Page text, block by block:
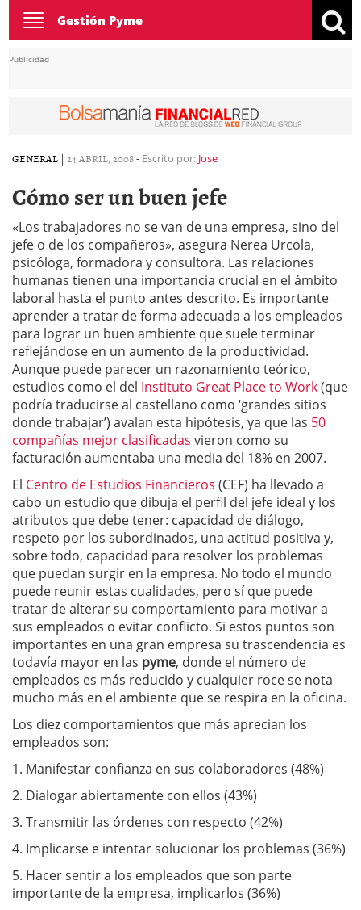
Toggle
navigation
Gestión Pyme
Publicidad
GENERAL | 24 ABRIL, 2008- Escrito por: Jose
Cómo ser un buen jefe
«Los trabajadores no se van de una empresa, sino del
jefe o de los compañeros», asegura Nerea Urcola,
psicóloga, formadora y consultora. Las relaciones
humanas tienen una importancia crucial en el ámbito
laboral hasta el punto antes descrito. Es importante
aprender a tratar de forma adecuada a los empleados
para lograr un buen ambiente que suele terminar
reflejándose en un aumento de la productividad.
Aunque puede parecer un razonamiento teórico,
estudios como el del Instituto Great Place to Work(que
podría traducirse al castellano como ‘grandes sitios
donde trabajar’) avalan esta hipótesis, ya que las 50
compañías mejor clasificadas vieron como su
facturación aumentaba una media del 18% en 2007.
El Centro de Estudios Financieros (CEF) ha llevado a
cabo un estudio que dibuja el perfil del jefe ideal y los
atributos que debe tener: capacidad de diálogo,
respeto por los subordinados, una actitud positiva y,
sobre todo, capacidad para resolver los problemas
que puedan surgir en la empresa. No todo el mundo
puede reunir estas cualidades, pero sí que puede
tratar de alterar su comportamiento para motivar a
sus empleados o evitar conflicto. Si estos puntos son
importantes en una gran empresa su trascendencia es
todavía mayor en las pyme, donde el número de
empleados es más reducido y cualquier roce se nota
mucho más en el ambiente que se respira en la oficina.
Los diez comportamientos que más aprecian los
empleados son:
1. Manifestar confianza en sus colaboradores (48%)
2. Dialogar abiertamente con ellos (43%)
3. Transmitir las órdenes con respecto (42%)
4. Implicarse e intentar solucionar los problemas (36%)
5. Hacer sentir a los empleados que son parte
importante de la empresa, implicarlos (36%)